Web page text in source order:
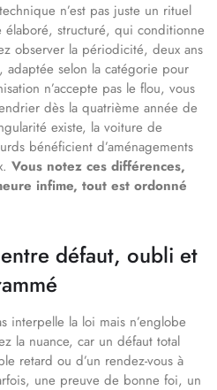
n’est pas juste un rituel
élaboré, structuré, qui conditionne
observer la périodicité, deux ans
adaptée selon la catégorie pour
n’accepte pas le flou, vous
dès la quatrième année de
existe, la voiture de
bénéficient d’aménagements
Vous notez ces différences,
infime, tout est ordonné
défaut, oubli et
interpelle la loi mais n’englobe
la nuance, car un défaut total
retard ou d’un rendez-vous à
une preuve de bonne foi, un